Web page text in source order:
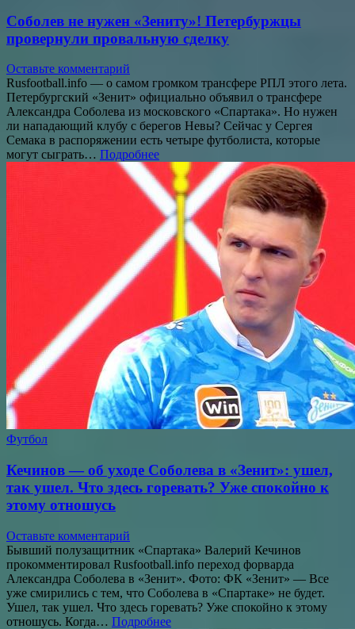
Соболев не нужен «Зениту»! Петербуржцы
провернули провальную сделку
Оставьте комментарий
Rusfootball.info — о самом громком трансфере РПЛ этого лета.
Петербургский «Зенит» официально объявил о трансфере
Александра Соболева из московского «Спартака». Но нужен
ли нападающий клубу с берегов Невы? Сейчас у Сергея
Семака в распоряжении есть четыре футболиста, которые
могут сыграть… Подробнее
Футбол
Кечинов — об уходе Соболева в «Зенит»: ушел,
так ушел. Что здесь горевать? Уже спокойно к
этому отношусь
Оставьте комментарий
Бывший полузащитник «Спартака» Валерий Кечинов
прокомментировал Rusfootball.info переход форварда
Александра Соболева в «Зенит». Фото: ФК «Зенит» — Все
уже смирились с тем, что Соболева в «Спартаке» не будет.
Ушел, так ушел. Что здесь горевать? Уже спокойно к этому
отношусь. Когда… Подробнее